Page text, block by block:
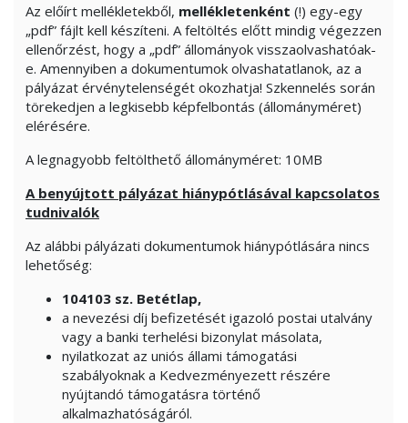
Az előírt mellékletekből, mellékletenként (!) egy-egy
„pdf” fájlt kell készíteni. A feltöltés előtt mindig végezzen
ellenőrzést, hogy a „pdf” állományok visszaolvashatóak-
e. Amennyiben a dokumentumok olvashatatlanok, az a
pályázat érvénytelenségét okozhatja! Szkennelés során
törekedjen a legkisebb képfelbontás (állományméret)
elérésére.
A legnagyobb feltölthető állományméret: 10MB
A benyújtott pályázat hiánypótlásával kapcsolatos
tudnivalók
Az alábbi pályázati dokumentumok hiánypótlására nincs
lehetőség:
104103 sz. Betétlap,
a nevezési díj befizetését igazoló postai utalvány
vagy a banki terhelési bizonylat másolata,
nyilatkozat az uniós állami támogatási
szabályoknak a Kedvezményezett részére
nyújtandó támogatásra történő
alkalmazhatóságáról.